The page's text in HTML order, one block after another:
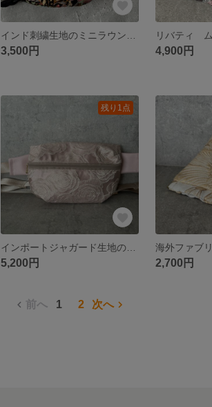
3,500円 4,900円
残り1点
インポートジャガード生地のボディバッグ
5,200円 2,700円
前へ 1 2 次へ